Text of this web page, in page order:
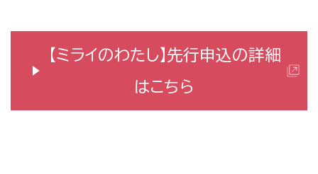
【ミライのわたし】先行申込の詳細
はこちら